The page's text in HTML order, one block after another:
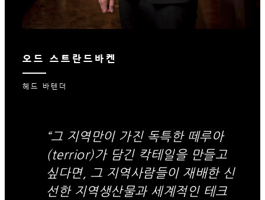
오드 스트란드바켄
헤드 바텐더
“그 지역만이 가진 독특한 떼루아
(terrior)가 담긴 칵테일을 만들고
싶다면, 그 지역사람들이 재배한 신
선한 지역생산물과 세계적인 테크